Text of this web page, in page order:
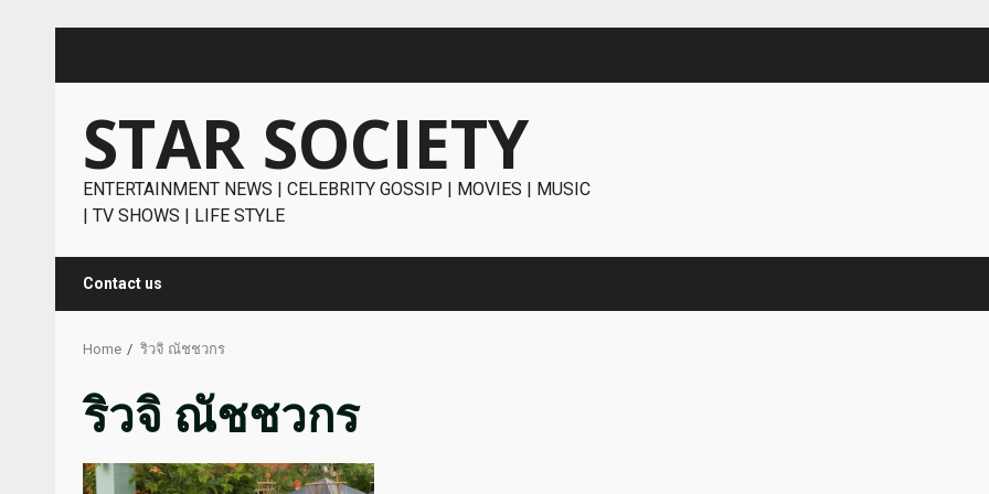
STAR SOCIETY
ENTERTAINMENT NEWS | CELEBRITY GOSSIP | MOVIES | MUSIC
| TV SHOWS | LIFE STYLE
Contact us
Home ริวจิ ณัชชวกร
ริวจิ ณัชชวกร